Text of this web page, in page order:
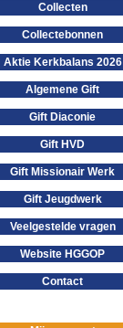
Collecten
Collectebonnen
Aktie Kerkbalans 2026
Algemene Gift
Gift Diaconie
Gift HVD
Gift Missionair Werk
Gift Jeugdwerk
Veelgestelde vragen
Website HGGOP
Contact